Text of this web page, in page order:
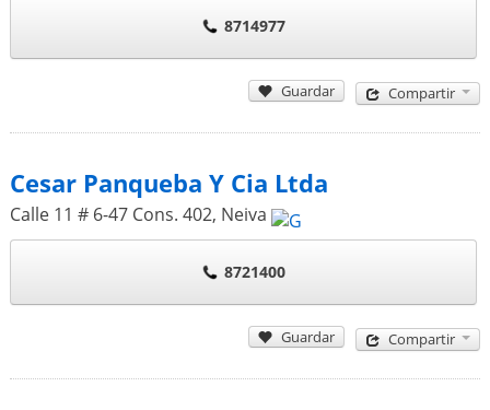
8714977
Guardar Compartir
Cesar Panqueba Y Cia Ltda
Calle 11 # 6-47 Cons. 402, Neiva
8721400
Guardar Compartir